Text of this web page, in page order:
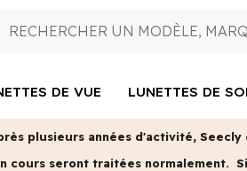
DE VUE LUNETTES DE
plusieurs années d'activité, Seecly
cours seront traitées normalement.